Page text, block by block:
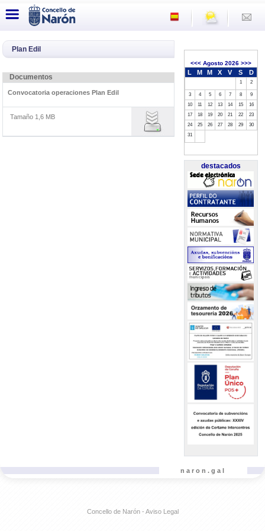
Plan Edil
Documentos
Convocatoria operaciones Plan Edil
Tamaño 1,6 MB
<<<Agosto 2026 >>>
L M M X V S D
1 2
3 4 5 6 7 8
9
10
11 12 13 14 15
16
17
18 19 20 21 22
23
24
25 26 27 28 29
30
31
destacados
naron.gal
Concello de Narón - Aviso Legal